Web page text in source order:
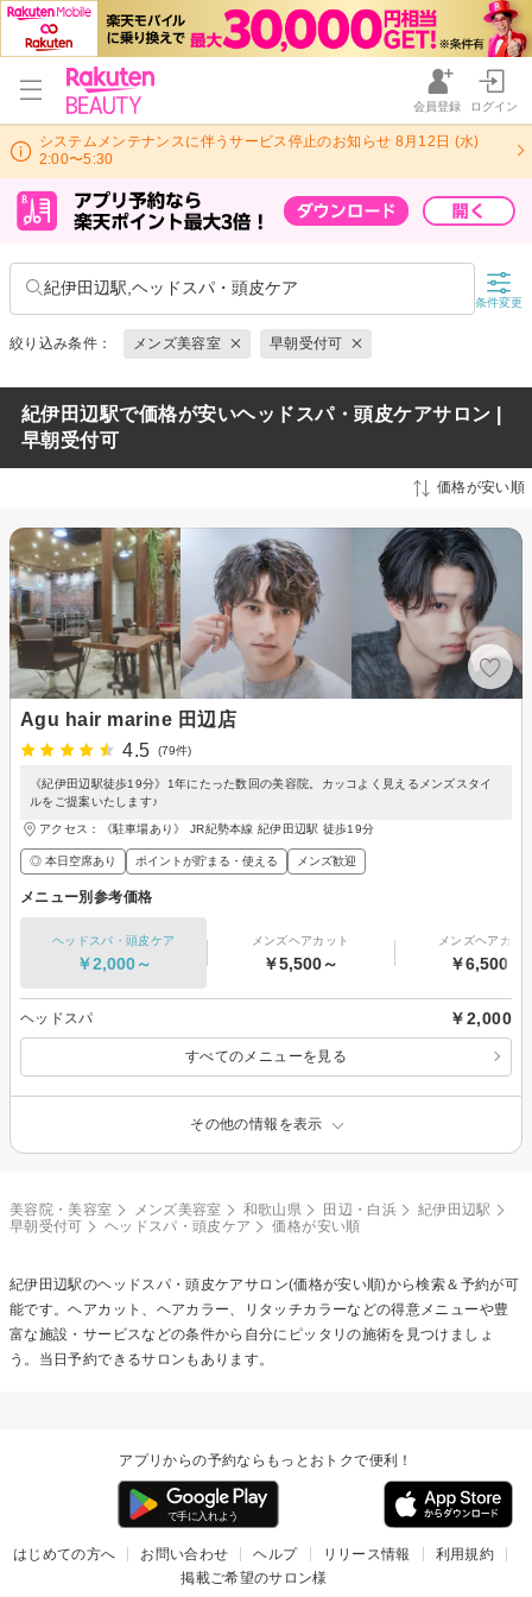
会員登録 ログイン
システムメンテナンスに伴うサービス停止のお知らせ 8月12日 (水)
2:00〜5:30
紀伊田辺駅,ヘッドスパ・頭皮ケア
条件変更
絞り込み条件： メンズ美容室 早朝受付可
紀伊田辺駅で価格が安いヘッドスパ・頭皮ケアサロン |
早朝受付可
価格が安い順
Agu hair marine 田辺店
4.5
(79件)
《紀伊田辺駅徒歩19分》1年にたった数回の美容院。カッコよく見えるメンズスタイ
ルをご提案いたします♪
アクセス：《駐車場あり》 JR紀勢本線 紀伊田辺駅 徒歩19分
◎ 本日空席あり ポイントが貯まる・使える メンズ歓迎
メニュー別参考価格
ヘッドスパ・頭皮ケア
￥2,000～
メンズヘアカット
￥5,500～
メンズヘアカラ
￥6,500～
ヘッドスパ ￥2,000
すべてのメニューを見る
その他の情報を表示
美容院・美容室 メンズ美容室 和歌山県 田辺・白浜
紀伊田辺駅
早朝受付可
ヘッドスパ・頭皮ケア 価格が安い順
紀伊田辺駅のヘッドスパ・頭皮ケアサロン(価格が安い順)から検索＆予約が可
能です。ヘアカット、ヘアカラー、リタッチカラーなどの得意メニューや豊
富な施設・サービスなどの条件から自分にピッタリの施術を見つけましょ
う。当日予約できるサロンもあります。
アプリからの予約ならもっとおトクで便利！
はじめての方へ お問い合わせ ヘルプ リリース情報
利用規約
掲載ご希望のサロン様